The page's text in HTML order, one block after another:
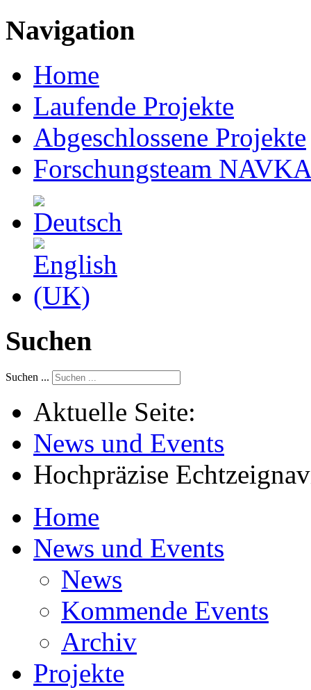
Navigation
Home
Laufende Projekte
Abgeschlossene Projekte
Forschungsteam
Suchen
Suchen ...
Aktuelle Seite:
News und Events
Hochpräzise
Home
News und Events
News
Kommende Events
Archiv
Projekte